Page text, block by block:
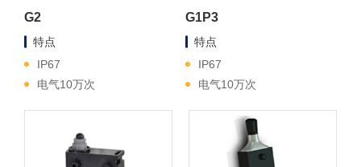
G2
特点
IP67
电气10万次
G1P3
特点
IP67
电气10万次